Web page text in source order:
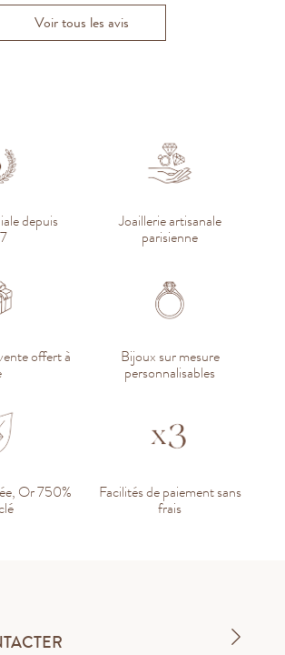
Voir tous les avis
depuis Joaillerie artisanale
parisienne
offert à Bijoux sur mesure
personnalisables
Or 750% Facilités de paiement sans
frais